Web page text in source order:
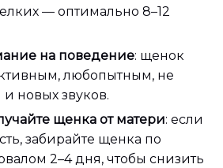
— оптимально 8–12
на поведение: щенок
любопытным, не
новых звуков.
щенка от матери: если
забирайте щенка по
2–4 дня, чтобы снизить